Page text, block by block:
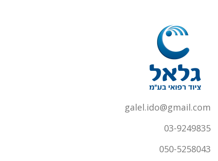
galel.ido@gmail.com
03-9249835
050-5258043